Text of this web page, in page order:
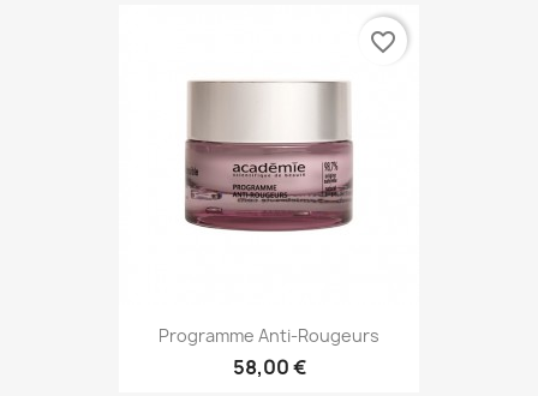
Programme Anti-Rougeurs
58,00 €
favorite_border